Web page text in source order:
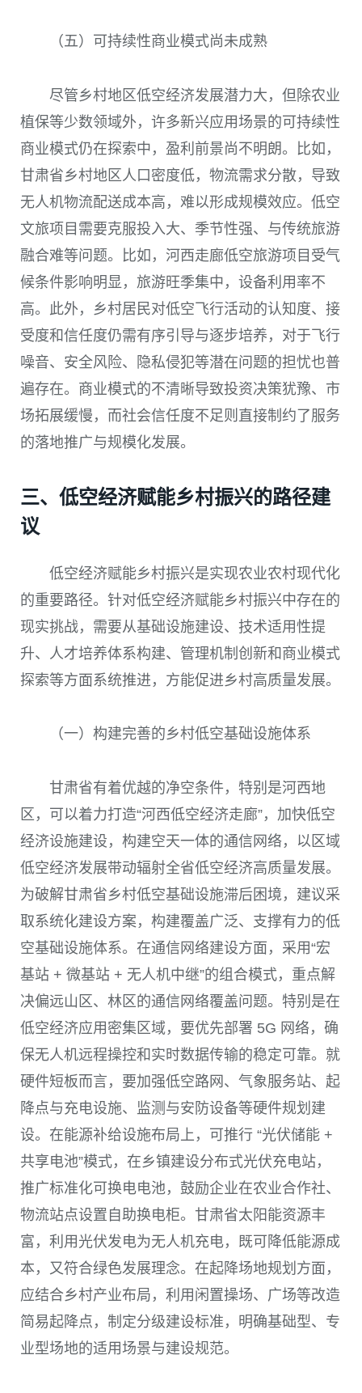
（五）可持续性商业模式尚未成熟
尽管乡村地区低空经济发展潜力大，但除农业
植保等少数领域外，许多新兴应用场景的可持续性
商业模式仍在探索中，盈利前景尚不明朗。比如，
甘肃省乡村地区人口密度低，物流需求分散，导致
无人机物流配送成本高，难以形成规模效应。低空
文旅项目需要克服投入大、季节性强、与传统旅游
融合难等问题。比如，河西走廊低空旅游项目受气
候条件影响明显，旅游旺季集中，设备利用率不
高。此外，乡村居民对低空飞行活动的认知度、接
受度和信任度仍需有序引导与逐步培养，对于飞行
噪音、安全风险、隐私侵犯等潜在问题的担忧也普
遍存在。商业模式的不清晰导致投资决策犹豫、市
场拓展缓慢，而社会信任度不足则直接制约了服务
的落地推广与规模化发展。
三、低空经济赋能乡村振兴的路径建
议
低空经济赋能乡村振兴是实现农业农村现代化
的重要路径。针对低空经济赋能乡村振兴中存在的
现实挑战，需要从基础设施建设、技术适用性提
升、人才培养体系构建、管理机制创新和商业模式
探索等方面系统推进，方能促进乡村高质量发展。
（一）构建完善的乡村低空基础设施体系
甘肃省有着优越的净空条件，特别是河西地
区，可以着力打造“河西低空经济走廊”，加快低空
经济设施建设，构建空天一体的通信网络，以区域
低空经济发展带动辐射全省低空经济高质量发展。
为破解甘肃省乡村低空基础设施滞后困境，建议采
取系统化建设方案，构建覆盖广泛、支撑有力的低
空基础设施体系。在通信网络建设方面，采用“宏
基站 + 微基站 + 无人机中继”的组合模式，重点解
决偏远山区、林区的通信网络覆盖问题。特别是在
低空经济应用密集区域，要优先部署 5G 网络，确
保无人机远程操控和实时数据传输的稳定可靠。就
硬件短板而言，要加强低空路网、气象服务站、起
降点与充电设施、监测与安防设备等硬件规划建
设。在能源补给设施布局上，可推行 “光伏储能 +
共享电池”模式，在乡镇建设分布式光伏充电站，
推广标准化可换电电池，鼓励企业在农业合作社、
物流站点设置自助换电柜。甘肃省太阳能资源丰
富，利用光伏发电为无人机充电，既可降低能源成
本，又符合绿色发展理念。在起降场地规划方面，
应结合乡村产业布局，利用闲置操场、广场等改造
简易起降点，制定分级建设标准，明确基础型、专
业型场地的适用场景与建设规范。